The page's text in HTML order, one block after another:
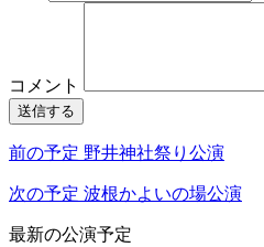
コメント
送信する
前の予定 野井神社祭り公演
次の予定 波根かよいの場公演
最新の公演予定